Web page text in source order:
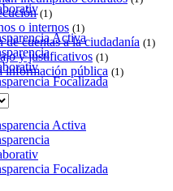
Activa
Focalizada
Activa
Focalizada
(1)
o internos (1)
cuentas a la ciudadanía (1)
y justificativos (1)
información pública (1)